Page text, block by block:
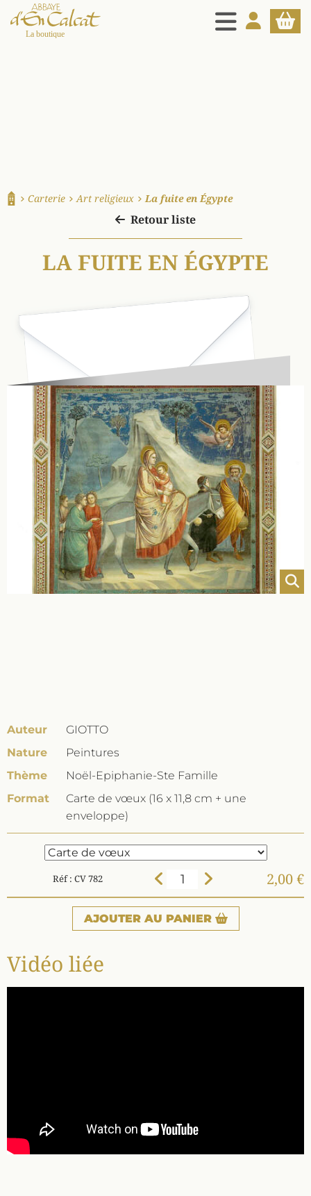
MENU
MON PANIER
Carterie Art religieux La fuite en Égypte
Retour liste
LA FUITE EN ÉGYPTE
Auteur
GIOTTO
Nature
Peintures
Thème
Noël-Epiphanie-Ste Famille
Format
Carte de vœux (16 x 11,8 cm + une
enveloppe)
Réf : CV 782 2,00 €
AJOUTER AU PANIER
Vidéo liée